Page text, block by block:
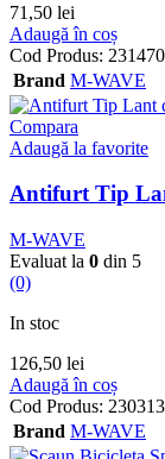
71,50 lei
Adaugă în coș
Cod Produs: 231470
Brand M-WAVE
Compara
Adaugă la favorite
Antifurt Tip
M-WAVE
Evaluat la 0 din 5
(0)
In stoc
126,50 lei
Adaugă în coș
Cod Produs: 230313
Brand M-WAVE